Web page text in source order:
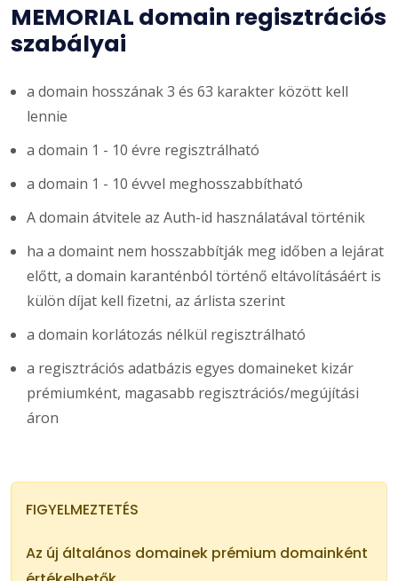
MEMORIAL domain regisztrációs
szabályai
a domain hosszának 3 és 63 karakter között kell
lennie
a domain 1 - 10 évre regisztrálható
a domain 1 - 10 évvel meghosszabbítható
A domain átvitele az Auth-id használatával történik
ha a domaint nem hosszabbítják meg időben a lejárat
előtt, a domain karanténból történő eltávolításáért is
külön díjat kell fizetni, az árlista szerint
a domain korlátozás nélkül regisztrálható
a regisztrációs adatbázis egyes domaineket kizár
prémiumként, magasabb regisztrációs/megújítási
áron
FIGYELMEZTETÉS
Az új általános domainek prémium domainként